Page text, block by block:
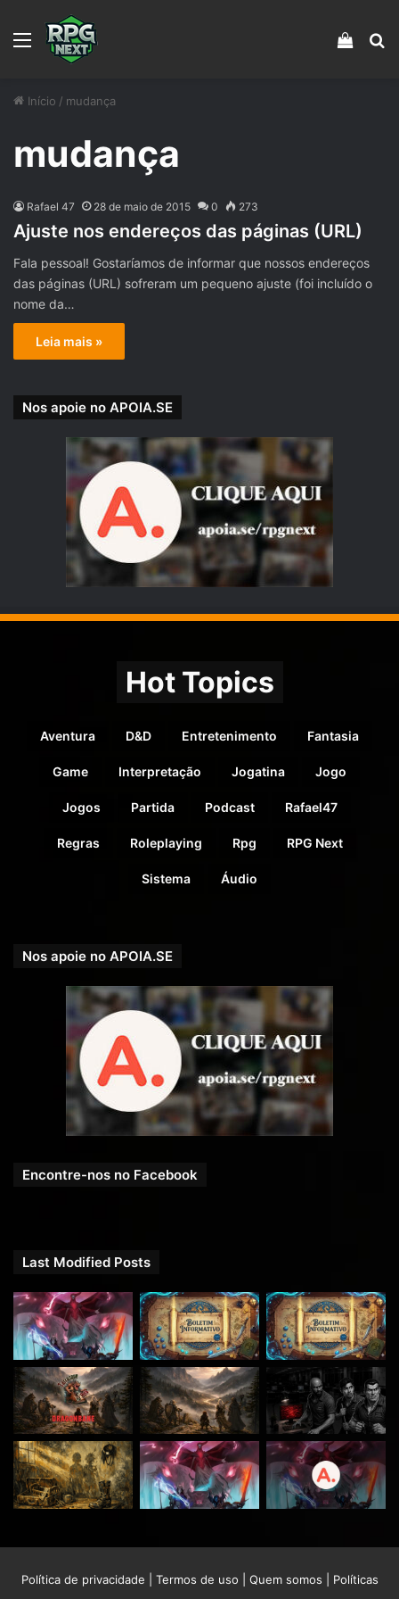
Menu Veja
Início / mudança
mudança
Rafael 47 28 de maio de 2015 0 273
Ajuste nos endereços das páginas (URL)
Fala pessoal! Gostaríamos de informar que nossos endereços
das páginas (URL) sofreram um pequeno ajuste (foi incluído o
nome da…
Leia mais »
Nos apoie no APOIA.SE
Hot Topics
Aventura D&D Entretenimento Fantasia
Game Interpretação Jogatina Jogo
Jogos Partida Podcast Rafael47
Regras Roleplaying Rpg RPG Next
Sistema Áudio
Nos apoie no APOIA.SE
Encontre-nos no Facebook
Last Modified Posts
Política de privacidade Termos de uso Quem somos Políticas